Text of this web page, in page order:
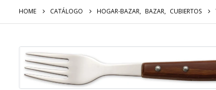
HOME CATÁLOGO HOGAR-BAZAR, BAZAR, CUBIERTOS